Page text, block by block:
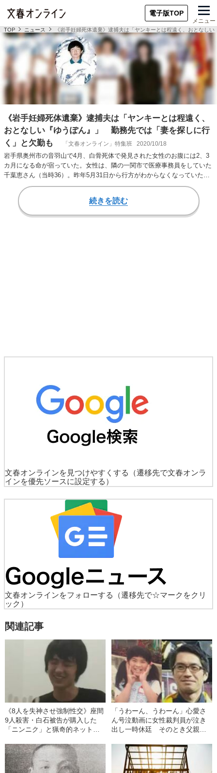
電子版TOP
メニュー
TOP ニュース 《岩手妊婦死体遺棄》逮捕夫は「ヤンキーとは程遠く、おとなし
《岩手妊婦死体遺棄》逮捕夫は「ヤンキーとは程遠く、
おとなしい『ゆうぽん』」 勤務先では「妻を探しに行
く」と欠勤も
「文春オンライン」特集班 2020/10/18
岩手県奥州市の音羽山で4月、白骨死体で発見された女性のお腹には2、3
カ月になる命が宿っていた。女性は、隣の一関市で医療事務員をしていた
千葉恵さん（当時36）。昨年5月31日から行方がわからなくなっていた。
「恵さんが…
続きを読む
文春オンラインを見つけやすくする
（遷移先で文春オンラ
インを優先ソースに設定する）
文春オンラインをフォローする
（遷移先で☆マークをクリ
ック）
関連記事
《8人を失神させ強制性交》座間
9人殺害・白石被告が購入した
「ニンニク」と猟奇的ネット履
「うわーん、うわーん」心愛さ
ん号泣動画に女性裁判員が泣き
出し一時休廷 そのとき父親